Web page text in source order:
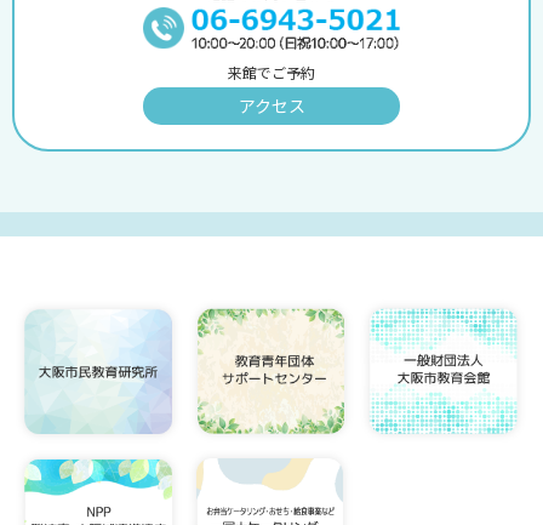
来館でご予約
アクセス